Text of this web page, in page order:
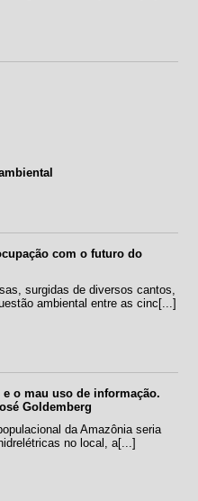
com o futuro do
surgidas de diversos cantos,
ambiental entre as cinc[...]
o mau uso de informação.
Goldemberg
da Amazônia seria
no local, a[...]